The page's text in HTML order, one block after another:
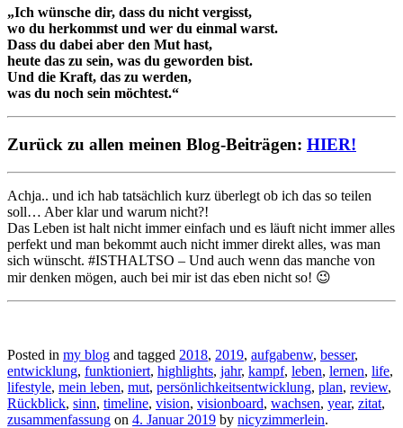
„Ich wünsche dir, dass du nicht vergisst,
wo du herkommst und wer du einmal warst.
Dass du dabei aber den Mut hast,
heute das zu sein, was du geworden bist.
Und die Kraft, das zu werden,
was du noch sein möchtest.“
Zurück zu allen meinen Blog-Beiträgen: HIER!
Achja.. und ich hab tatsächlich kurz überlegt ob ich das so teilen
soll… Aber klar und warum nicht?!
Das Leben ist halt nicht immer einfach und es läuft nicht immer alles
perfekt und man bekommt auch nicht immer direkt alles, was man
sich wünscht. #ISTHALTSO – Und auch wenn das manche von
mir denken mögen, auch bei mir ist das eben nicht so! 😉
Posted in my blog and tagged 2018, 2019, aufgabenw, besser,
entwicklung, funktioniert, highlights, jahr, kampf, leben, lernen, life,
lifestyle, mein leben, mut, persönlichkeitsentwicklung, plan, review,
Rückblick, sinn, timeline, vision, visionboard, wachsen, year, zitat,
zusammenfassung on 4. Januar 2019 by nicyzimmerlein.